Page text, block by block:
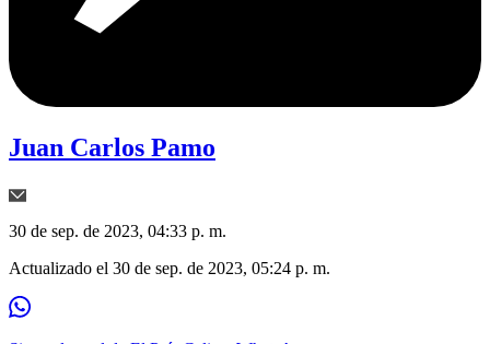
Juan Carlos Pamo
30 de sep. de 2023, 04:33 p. m.
Actualizado el 30 de sep. de 2023, 05:24 p. m.